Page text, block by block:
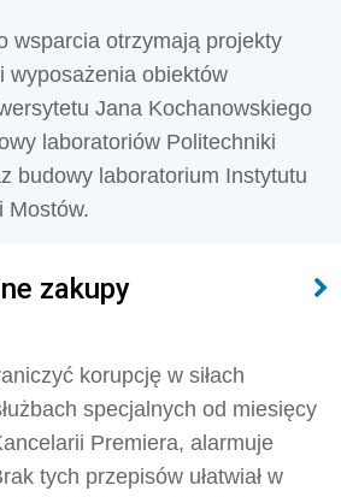
wsparcia otrzymają projekty
wyposażenia obiektów
Jana Kochanowskiego
laboratoriów Politechniki
budowy laboratorium Instytutu
Mostów.
zakupy
korupcję w siłach
specjalnych od miesięcy
Premiera, alarmuje
tych przepisów ułatwiał w